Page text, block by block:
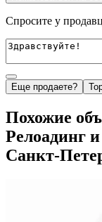
Спросите у
Еще продаете?
Похожие
Релоадинг и
Санкт-